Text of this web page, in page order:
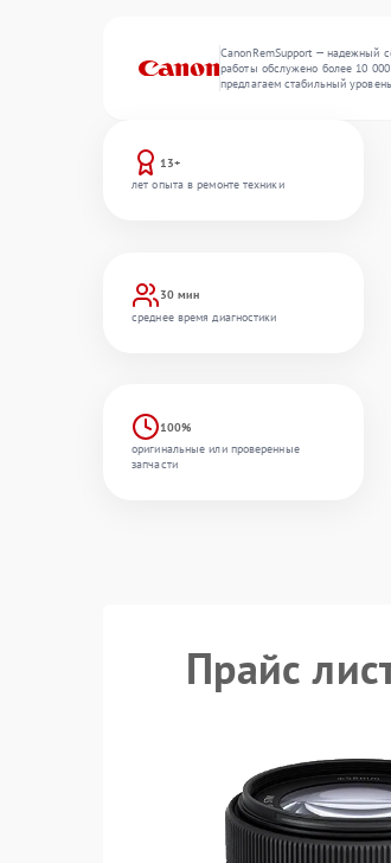
CanonRemSupport — надежный
работы обслужено более 10
предлагаем стабильный
13+
лет опыта в ремонте техники
30 мин
среднее время диагностики
100%
оригинальные или проверенные
запчасти
Прайс